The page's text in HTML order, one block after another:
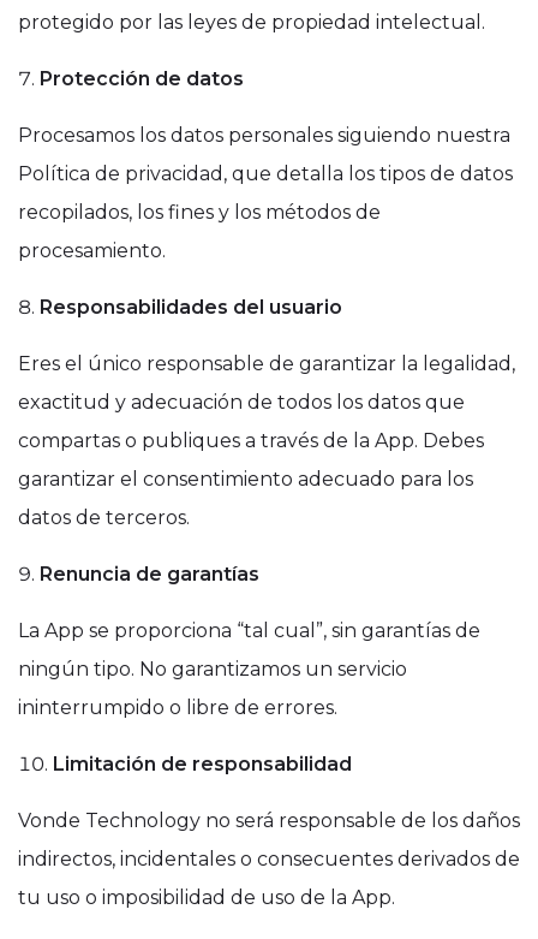
protegido por las leyes de propiedad intelectual.
Protección de datos
Procesamos los datos personales siguiendo nuestra
Política de privacidad, que detalla los tipos de datos
recopilados, los fines y los métodos de
procesamiento.
Responsabilidades del usuario
Eres el único responsable de garantizar la legalidad,
exactitud y adecuación de todos los datos que
compartas o publiques a través de la App. Debes
garantizar el consentimiento adecuado para los
datos de terceros.
Renuncia de garantías
La App se proporciona “tal cual”, sin garantías de
ningún tipo. No garantizamos un servicio
ininterrumpido o libre de errores.
Limitación de responsabilidad
Vonde Technology no será responsable de los daños
indirectos, incidentales o consecuentes derivados de
tu uso o imposibilidad de uso de la App.